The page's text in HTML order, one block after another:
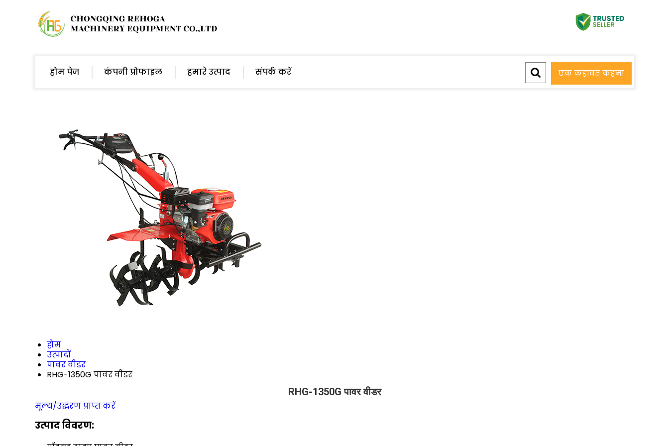
होम पेज कंपनी प्रोफाइल हमारे उत्पाद संपर्क करें एक कहावत कहना
होम
उत्पादों
पावर वीडर
RHG-1350G पावर वीडर
RHG-1350G पावर वीडर
मूल्य/उद्धरण प्राप्त करें
उत्पाद विवरण: